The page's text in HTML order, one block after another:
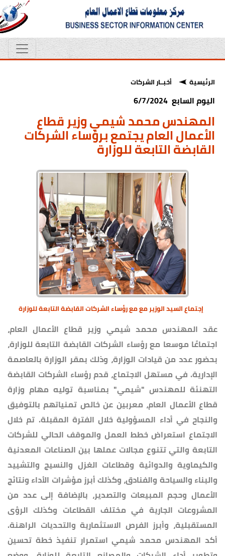
الرئيسية أخبــار الشركات
اليوم السابع 6/7/2024
المهندس محمد شيمي وزير قطاع
الأعمال العام يجتمع برؤساء الشركات
القابضة التابعة للوزارة
إجتماع السيد الوزير مع مع رؤساء الشركات القابضة التابعة للوزارة
عقد المهندس محمد شيمي وزير قطاع الأعمال العام،
اجتماعًا موسعا مع رؤساء الشركات القابضة التابعة للوزارة،
بحضور عدد من قيادات الوزارة، وذلك بمقر الوزارة بالعاصمة
الإدارية. في مستهل الاجتماع، قدم رؤساء الشركات القابضة
التهنئة للمهندس "شيمي" بمناسبة توليه مهام وزارة
قطاع الأعمال العام، معربين عن خالص تمنياتهم بالتوفيق
والنجاح في أداء المسؤولية خلال الفترة المقبلة. تم خلال
الاجتماع استعراض خطط العمل والموقف الحالي للشركات
التابعة والتي تتنوع مجالات عملها بين الصناعات المعدنية
والكيماوية والدوائية وقطاعات الغزل والنسيج والتشييد
والبناء والسياحة والفنادق، وكذلك أبرز مؤشرات الأداء ونتائج
الأعمال وحجم المبيعات والتصدير، بالإضافة إلى عدد من
المشروعات الجارية في مختلف القطاعات وكذلك الرؤى
المستقبلية، وأبرز الفرص الاستثمارية والتحديات الراهنة.
أكد المهندس محمد شيمي استمرار تنفيذ خطة تحسين